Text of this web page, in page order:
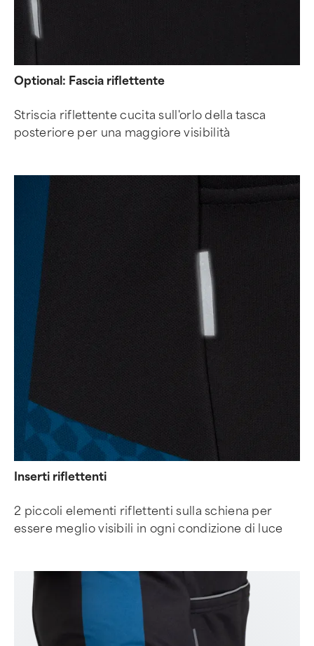
Optional: Fascia riflettente
Striscia riflettente cucita sull'orlo della tasca
posteriore per una maggiore visibilità
Inserti riflettenti
2 piccoli elementi riflettenti sulla schiena per
essere meglio visibili in ogni condizione di luce